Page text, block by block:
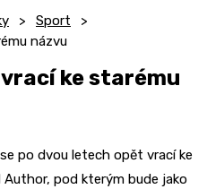
Sport
názvu
ke starému
po dvou letech opět vrací ke
pod kterým bude jako